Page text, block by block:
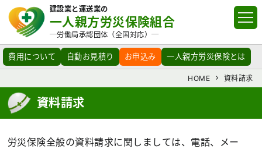
建設業と運送業の
一人親方労災保険組合
─労働局承認団体（全国対応）─
費用について 自動お見積り お申込み 一人親方労災保険とは
HOME 資料請求
資料請求
労災保険全般の資料請求に関しましては、電話、メー